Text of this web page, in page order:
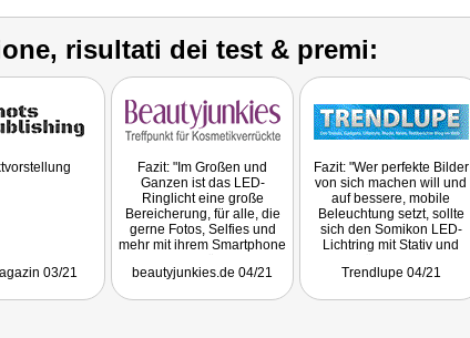
risultati dei test & premi:
03/21
Fazit: "Im Großen und
Ganzen ist das LED-
Ringlicht eine große
Bereicherung, für alle, die
gerne Fotos, Selfies und
mehr mit ihrem Smartphone
Handyhalterung mit dem
beautyjunkies.de 04/21
Fazit: "Wer perfekte Bilder
von sich machen will und
auf bessere, mobile
Beleuchtung setzt, sollte
sich den Somikon LED-
Lichtring mit Stativ und
Trendlupe 04/21